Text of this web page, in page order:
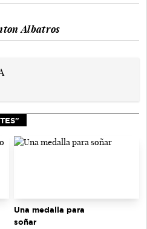
Albatros
Una medalla para
soñar